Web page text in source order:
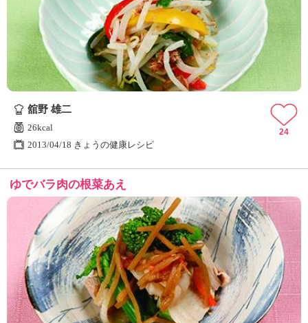
舘野 雄二
26kcal
2013/04/18 きょうの健康レシピ
24
ゆでバラ肉の根菜あえ